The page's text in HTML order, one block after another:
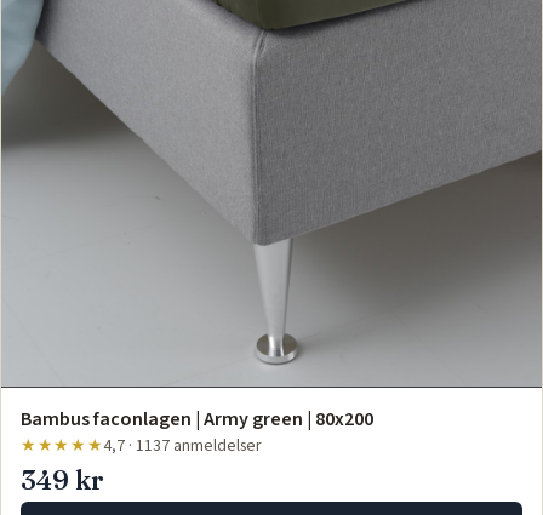
Bambus faconlagen | Army green | 80x200
★★★★★4,7 · 1137 anmeldelser
349 kr